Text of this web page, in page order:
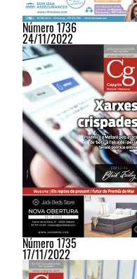
Número 1736
24/11/2022
Número 1735
17/11/2022